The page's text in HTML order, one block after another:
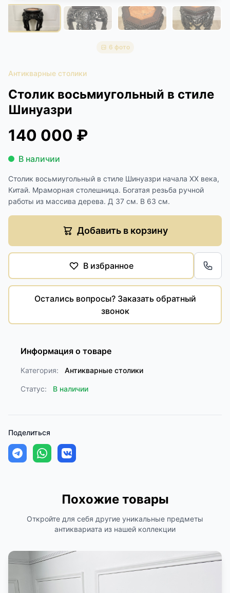
6 фото
Антикварные столики
Столик восьмиугольный в стиле
Шинуазри
140 000 ₽
В наличии
Столик восьмиугольный в стиле Шинуазри начала XX века,
Китай. Мраморная столешница. Богатая резьба ручной
работы из массива дерева. Д 37 см. В 63 см.
Добавить в корзину
В избранное
Остались вопросы? Заказать обратный
звонок
Информация о товаре
Категория: Антикварные столики
Статус: В наличии
Поделиться
Похожие товары
Откройте для себя другие уникальные предметы
антиквариата из нашей коллекции